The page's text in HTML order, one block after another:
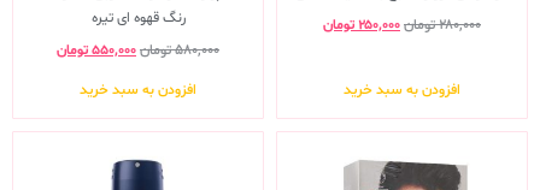
۲۸۰,۰۰۰تومان۲۵۰,۰۰۰تومان
افزودن به سبد خرید
رنگ قهوه ای تیره
۵۸۰,۰۰۰تومان۵۵۰,۰۰۰تومان
افزودن به سبد خرید